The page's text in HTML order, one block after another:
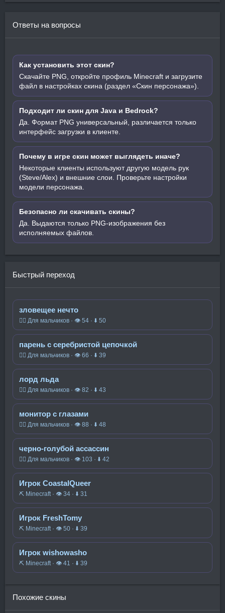
Ответы на вопросы
Как установить этот скин?
Скачайте PNG, откройте профиль Minecraft и загрузите
файл в настройках скина (раздел «Скин персонажа»).
Подходит ли скин для Java и Bedrock?
Да. Формат PNG универсальный, различается только
интерфейс загрузки в клиенте.
Почему в игре скин может выглядеть иначе?
Некоторые клиенты используют другую модель рук
(Steve/Alex) и внешние слои. Проверьте настройки
модели персонажа.
Безопасно ли скачивать скины?
Да. Выдаются только PNG-изображения без
исполняемых файлов.
Быстрый переход
зловещее нечто
🧍‍♂️ Для мальчиков · 👁 54 · ⬇ 50
парень с серебристой цепочкой
🧍‍♂️ Для мальчиков · 👁 66 · ⬇ 39
лорд льда
🧍‍♂️ Для мальчиков · 👁 82 · ⬇ 43
монитор с глазами
🧍‍♂️ Для мальчиков · 👁 88 · ⬇ 48
черно-голубой ассассин
🧍‍♂️ Для мальчиков · 👁 103 · ⬇ 42
Игрок CoastalQueer
⛏️ Minecraft · 👁 34 · ⬇ 31
Игрок FreshTomy
⛏️ Minecraft · 👁 50 · ⬇ 39
Игрок wishowasho
⛏️ Minecraft · 👁 41 · ⬇ 39
Похожие скины